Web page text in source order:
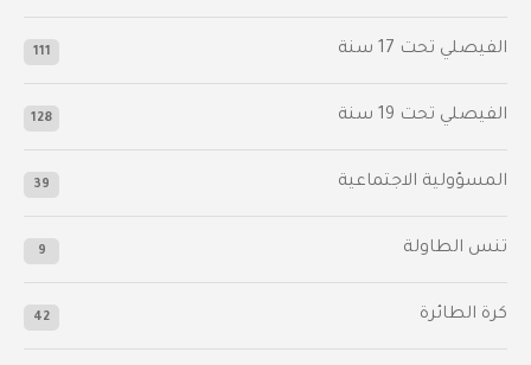
‫الفيصلي‬⁩ تحت 17 سنة 111
الفيصلي‬⁩ تحت 19 سنة 128
المسؤولية الاجتماعية 39
تنس الطاولة 9
كرة الطائرة 42